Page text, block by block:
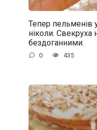
Тепер пельменів
ніколи. Свекруха
бездоганними.
0 435